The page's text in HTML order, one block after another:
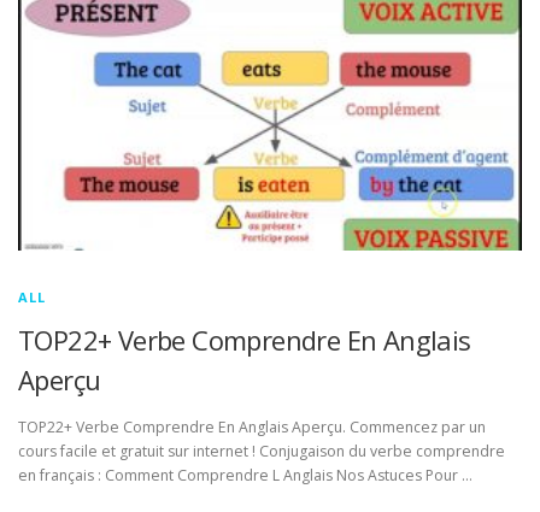
ALL
TOP22+ Verbe Comprendre En Anglais
Aperçu
TOP22+ Verbe Comprendre En Anglais Aperçu. Commencez par un
cours facile et gratuit sur internet ! Conjugaison du verbe comprendre
en français : Comment Comprendre L Anglais Nos Astuces Pour …